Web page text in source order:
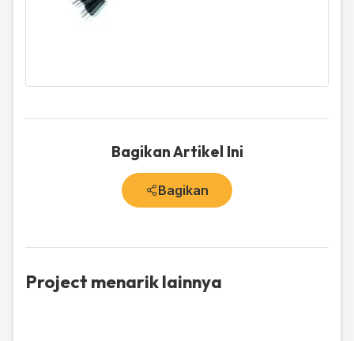
Bagikan Artikel Ini
Bagikan
Project menarik lainnya